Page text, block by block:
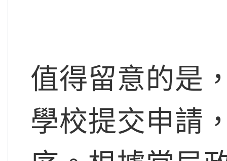
值得留意的是
學校提交申請